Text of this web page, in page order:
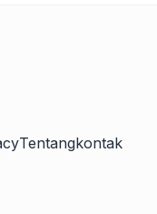
Tentangkontak